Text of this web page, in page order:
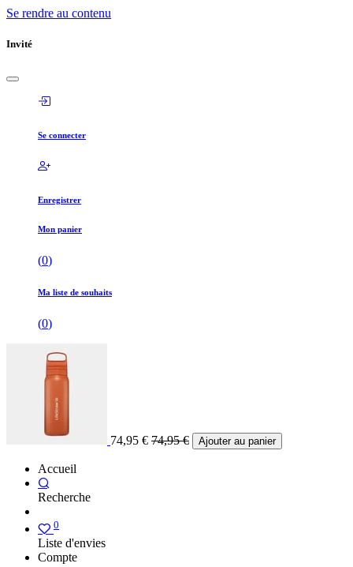
Se rendre au contenu
Invité
Se connecter
Enregistrer
Mon panier
(0)
Ma liste de souhaits
(0)
74,95 € 74,95€ Ajouter au panier
Accueil
Recherche
0
Liste d'envies
Compte